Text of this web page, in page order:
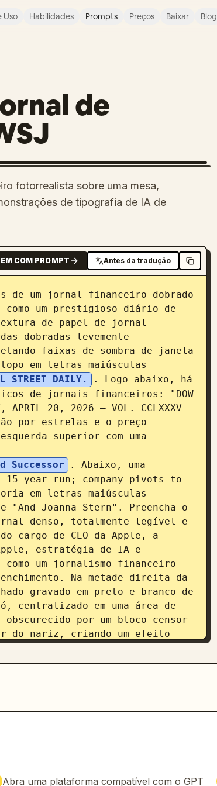
Uso Habilidades Prompts Preços Baixar Blog
de
fotorrealista sobre uma mesa,
de tipografia de IA de
COM PROMPT Antes da tradução
de um jornal financeiro dobrado
como um prestigioso diário de
textura de papel de jornal
dobradas levemente
faixas de sombra de janela
em letras maiúsculas
STREET DAILY.
. Logo abaixo, há
de jornais financeiros: "DOW
20, 2026 – VOL. CCLXXXV
por estrelas e o preço
superior com uma
Successor
. Abaixo, uma
15-year run; company pivots to
em letras maiúsculas
"And Joanna Stern". Preencha o
denso, totalmente legível e
cargo de CEO da Apple, a
estratégia de IA e
um jornalismo financeiro
Na metade direita da
gravado em preto e branco de
centralizado em uma área de
por um bloco censor
do nariz, criando um efeito
de cabeçalho, "Business &
e várias colunas curtas de
desta seção central
Abra uma plataforma compatível com o GPT